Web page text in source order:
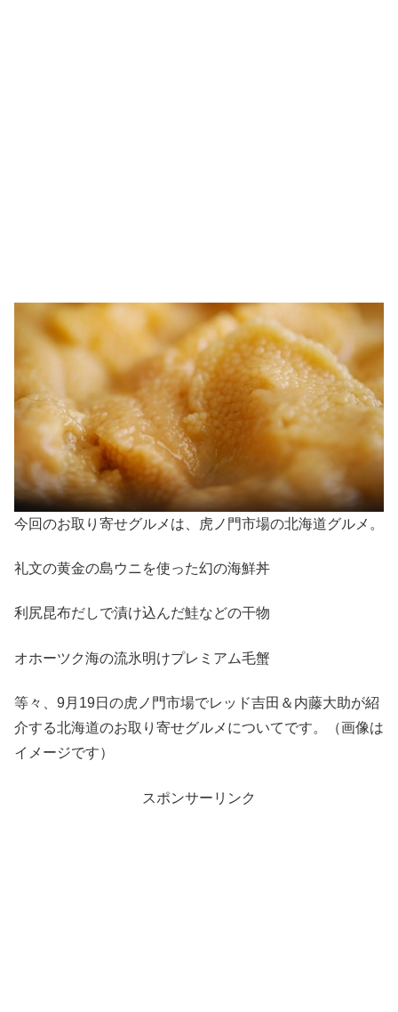
今回のお取り寄せグルメは、虎ノ門市場の北海道グルメ。
礼文の黄金の島ウニを使った幻の海鮮丼
利尻昆布だしで漬け込んだ鮭などの干物
オホーツク海の流氷明けプレミアム毛蟹
等々、9月19日の虎ノ門市場でレッド吉田＆内藤大助が紹
介する北海道のお取り寄せグルメについてです。（画像は
イメージです）
スポンサーリンク